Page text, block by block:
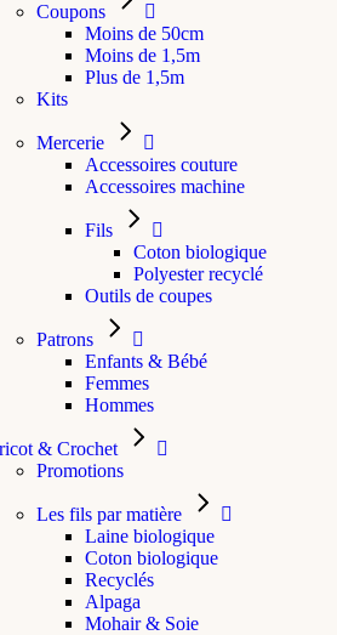
Coupons
Moins de 50cm
Moins de 1,5m
Plus de 1,5m
Kits
Mercerie
Accessoires couture
Accessoires machine
Fils
Coton biologique
Polyester recyclé
Outils de coupes
Patrons
Enfants & Bébé
Femmes
Hommes
& Crochet
Promotions
Les fils par matière
Laine biologique
Coton biologique
Recyclés
Alpaga
Mohair & Soie